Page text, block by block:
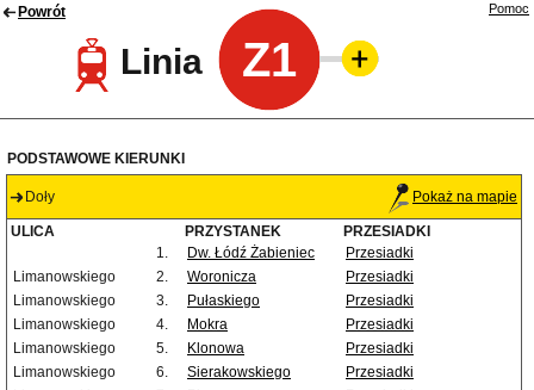
Powrót
Linia Z1
Pomoc
PODSTAWOWE KIERUNKI
Doły Pokaż na mapie
ULICA PRZYSTANEK
PRZESIADKI
1.
Dw. Łódź Żabieniec
Przesiadki
Limanowskiego
2. Woronicza
Przesiadki
Limanowskiego
3. Pułaskiego
Przesiadki
Limanowskiego
4. Mokra
Przesiadki
Limanowskiego
5. Klonowa
Przesiadki
Limanowskiego
6. Sierakowskiego
Przesiadki